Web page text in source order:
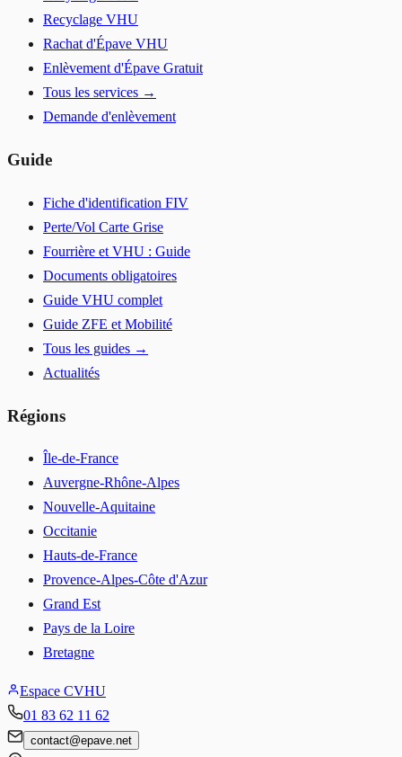
Recyclage VHU
Rachat d'Épave VHU
Enlèvement d'Épave Gratuit
Tous les services →
Demande d'enlèvement
Guide
Fiche d'identification FIV
Perte/Vol Carte Grise
Fourrière et VHU : Guide
Documents obligatoires
Guide VHU complet
Guide ZFE et Mobilité
Tous les guides →
Actualités
Régions
Île-de-France
Auvergne-Rhône-Alpes
Nouvelle-Aquitaine
Occitanie
Hauts-de-France
Provence-Alpes-Côte d'Azur
Grand Est
Pays de la Loire
Bretagne
Espace CVHU
01 83 62 11 62
contact@epave.net